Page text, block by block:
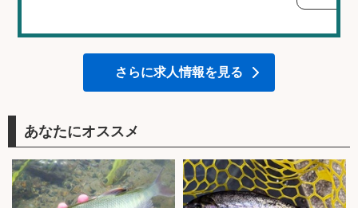
さらに求人情報を見る
あなたにオススメ